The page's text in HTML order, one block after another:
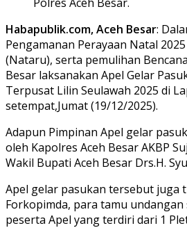
Habapublik.com, Aceh Besar:
Pengamanan Perayaan Natal
(Nataru), serta pemulihan
Besar laksanakan Apel Gelar
Terpusat Lilin Seulawah 2025 di
setempat,Jumat (19/12/2025).
Adapun Pimpinan Apel gelar
oleh Kapolres Aceh Besar AKBP
Wakil Bupati Aceh Besar Drs.H.
Apel gelar pasukan tersebut juga
Forkopimda, para tamu
peserta Apel yang terdiri dari 1